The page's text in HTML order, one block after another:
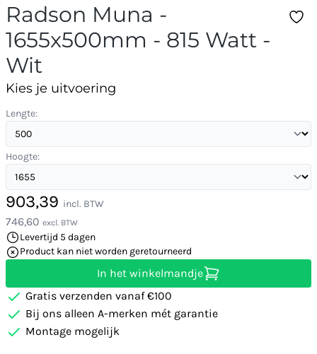
Radson Muna -
1655x500mm - 815 Watt -
Wit
Kies je uitvoering
Lengte:
Hoogte:
903,39 incl. BTW
746,60 excl. BTW
Levertijd 5 dagen
Product kan niet worden geretourneerd
In het winkelmandje
Gratis verzenden vanaf €100
Bij ons alleen A-merken mét garantie
Montage mogelijk